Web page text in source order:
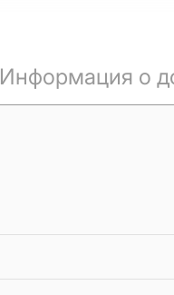
Информация о